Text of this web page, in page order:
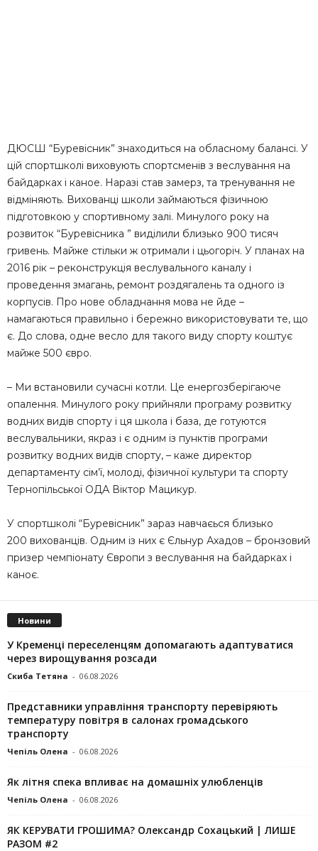
ДЮСШ “Буревісник” знаходиться на обласному балансі. У
цій спортшколі виховують спортсменів з веслування на
байдарках і каное. Наразі став замерз, та тренування не
відміняють. Вихованці школи займаються фізичною
підготовкою у спортивному залі. Минулого року на
розвиток “Буревісника ” виділили близько 900 тисяч
гривень. Майже стільки ж отримали і цьогоріч. У планах на
2016 рік – реконструкція веслувального каналу і
проведення змагань, ремонт роздягалень та одного із
корпусів. Про нове обладнання мова не йде –
намагаються правильно і бережно використовувати те, що
є. До слова, одне весло для такого виду спорту коштує
майже 500 євро.
– Ми встановили сучасні котли. Це енергозберігаюче
опалення. Минулого року прийняли програму розвитку
водних видів спорту і ця школа і база, де готуются
веслувальники, якраз і є одним із пунктів програми
розвитку водних видів спорту, – каже директор
департаменту сім’ї, молоді, фізичної культури та спорту
Тернопільської ОДА Віктор Мацикур.
У спортшколі “Буревісник” зараз навчаєься близько
200 вихованців. Одним із них є Єльнур Ахадов – бронзовий
призер чемпіонату Європи з веслування на байдарках і
каноє.
Новини
У Кременці переселенцям допомагають адаптуватися
через вирощування розсади
Скиба Тетяна - 06.08.2026
Представники управління транспорту перевіряють
температуру повітря в салонах громадського
транспорту
Чепіль Олена - 06.08.2026
Як літня спека впливає на домашніх улюбленців
Чепіль Олена - 06.08.2026
ЯК КЕРУВАТИ ГРОШИМА? Олександр Сохацький | ЛИШЕ
РАЗОМ #2